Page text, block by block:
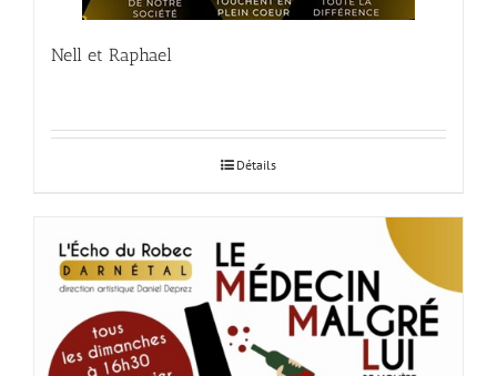
Nell et Raphael
Détails